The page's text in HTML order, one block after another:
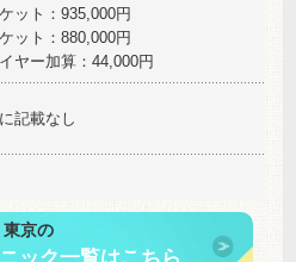
ット：935,000円
ット：880,000円
ヤー加算：44,000円
記載なし
東京の
ック一覧はこちら